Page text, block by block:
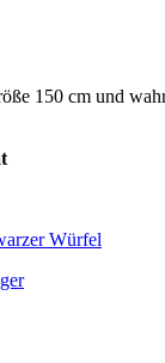
150 cm und
Würfel